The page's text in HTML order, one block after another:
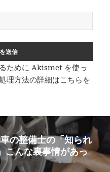
ために Akismet を使っ
理方法の詳細はこちらを
の整備士の「知られ
こんな裏事情があっ